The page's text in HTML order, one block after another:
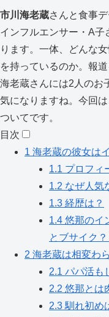
市川海老蔵さんと食事
インフルエンサー・A子
ります。一体、どんな
を持っているのか。報
海老蔵さんには2人のお
気になりますね。今回
ついてです。
目次
1 海老蔵の彼女は
1.1 プロフィ
1.2 なぜ人気
1.3 経歴は？
1.4 悠那のイ
とブサイク？
2 海老蔵は相変わ
2.1 パパ活も
2.2 悠那とは
2.3 馴れ初め